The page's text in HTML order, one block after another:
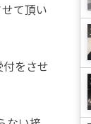
て頂い
をさせ